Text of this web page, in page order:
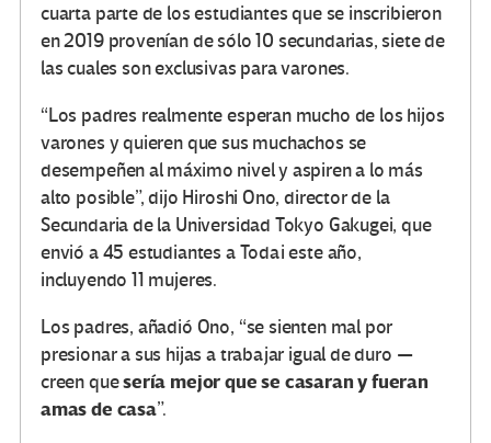
cuarta parte de los estudiantes que se inscribieron
en 2019 provenían de sólo 10 secundarias, siete de
las cuales son exclusivas para varones.
“Los padres realmente esperan mucho de los hijos
varones y quieren que sus muchachos se
desempeñen al máximo nivel y aspiren a lo más
alto posible”, dijo Hiroshi Ono, director de la
Secundaria de la Universidad Tokyo Gakugei, que
envió a 45 estudiantes a Todai este año,
incluyendo 11 mujeres.
Los padres, añadió Ono, “se sienten mal por
presionar a sus hijas a trabajar igual de duro —
creen quesería mejor que se casaran y fueran
amas de casa”.